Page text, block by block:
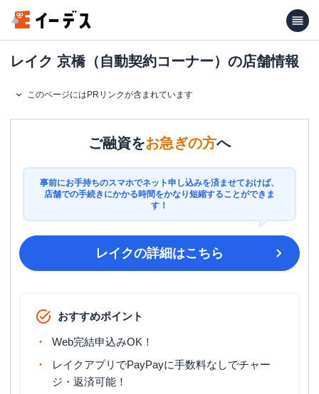
レイク 京橋（自動契約コーナー）の店舗情報
このページにはPRリンクが含まれています
ご融資をお急ぎの方へ
事前にお手持ちのスマホでネット申し込みを済ませておけば、
店舗での手続きにかかる時間をかなり短縮することができま
す！
レイクの詳細はこちら
おすすめポイント
Web完結申込みOK！
レイクアプリでPayPayに手数料なしでチャー
ジ・返済可能！